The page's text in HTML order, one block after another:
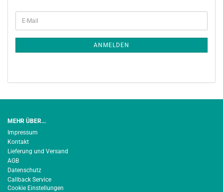
ZUR
NEWSLETTER-
ANMELDUNG
E-
Mail
ANMELDEN
MEHR ÜBER...
Impressum
Kontakt
Lieferung und Versand
AGB
Datenschutz
Callback Service
Cookie Einstellungen